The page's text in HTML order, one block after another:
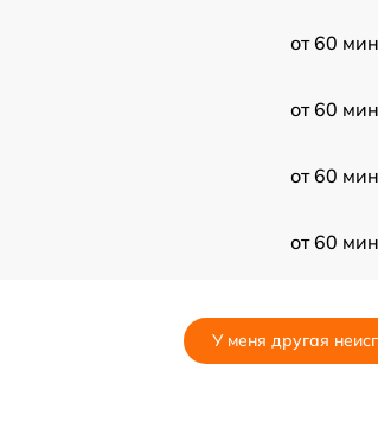
от 60 мин
от 60 мин
от 60 мин
от 60 мин
У меня другая